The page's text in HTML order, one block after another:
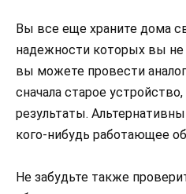
Вы все еще храните дома
надежности которых вы
вы можете провести
сначала старое
результаты.
кого-нибудь работающее
Не забудьте также